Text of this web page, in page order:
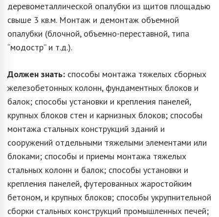
деревометаллической опалубки из щитов площадью
свыше 3 кв.м. Монтаж и демонтаж объемной
опалубки (блочной, объемно-переставной, типа
“модостр” и т.д.).
Должен знать: способы монтажа тяжелых сборных
железобетонных колонн, фундаментных блоков и
балок; способы установки и крепления панелей,
крупных блоков стен и карнизных блоков; способы
монтажа стальных конструкций зданий и
сооружений отдельными тяжелыми элементами или
блоками; способы и приемы монтажа тяжелых
стальных колонн и балок; способы установки и
крепления панелей, футерованных жаростойким
бетоном, и крупных блоков; способы укрупнительной
сборки стальных конструкций промышленных печей;